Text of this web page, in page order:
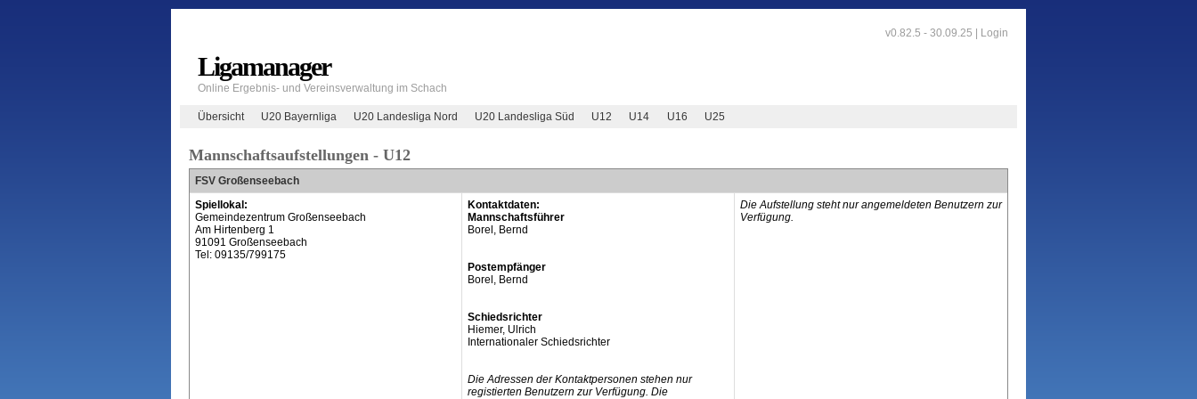
v0.82.5 - 30.09.25 | Login
Ligamanager
Online Ergebnis- und Vereinsverwaltung im Schach
Übersicht U20 Bayernliga U20 Landesliga Nord U20 Landesliga Süd U12 U14 U16 U25
Mannschaftsaufstellungen - U12
FSV Großenseebach
Spiellokal:
Gemeindezentrum Großenseebach
Am Hirtenberg 1
91091 Großenseebach
Tel: 09135/799175
Kontaktdaten:
Mannschaftsführer
Borel, Bernd
Postempfänger
Borel, Bernd
Schiedsrichter
Hiemer, Ulrich
Internationaler Schiedsrichter
Die Adressen der Kontaktpersonen stehen nur
registierten Benutzern zur Verfügung. Die
Die Aufstellung steht nur angemeldeten Benutzern zur
Verfügung.